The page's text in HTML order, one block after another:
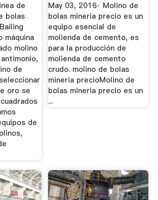
de
bolas
máquina
molino
de
oro se
de
May 03, 2016· Molino de
bolas mineria precio es un
equipo esencial de
molienda de cemento, es
para la producción de
molienda de cemento
crudo. molino de bolas
mineria precioMolino de
bolas mineria precio es un
...